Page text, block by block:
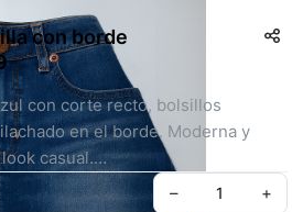
con borde
con corte recto, bolsillos
en el borde. Moderna y
casual.
– +